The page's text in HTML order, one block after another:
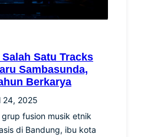
Satu Tracks
Sambasunda,
Berkarya
24, 2025
fusion musik etnik
di Bandung, ibu kota